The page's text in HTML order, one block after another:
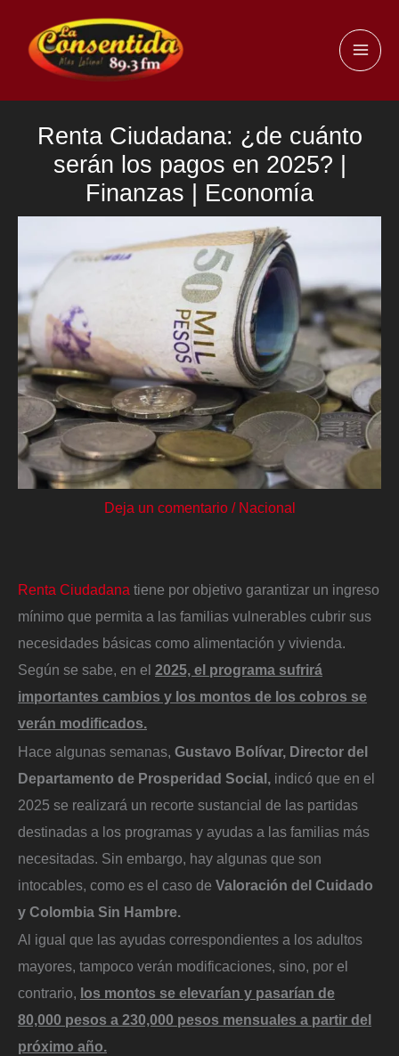
contenido
Renta Ciudadana: ¿de cuánto
serán los pagos en 2025? |
Finanzas | Economía
Deja un comentario / Nacional
Renta Ciudadana tiene por objetivo garantizar un ingreso
mínimo que permita a las familias vulnerables cubrir sus
necesidades básicas como alimentación y vivienda.
Según se sabe, en el 2025, el programa sufrirá
importantes cambios y los montos de los cobros se
verán modificados.
Hace algunas semanas, Gustavo Bolívar, Director del
Departamento de Prosperidad Social, indicó que en el
2025 se realizará un recorte sustancial de las partidas
destinadas a los programas y ayudas a las familias más
necesitadas. Sin embargo, hay algunas que son
intocables, como es el caso de Valoración del Cuidado
y Colombia Sin Hambre.
Al igual que las ayudas correspondientes a los adultos
mayores, tampoco verán modificaciones, sino, por el
contrario, los montos se elevarían y pasarían de
80,000 pesos a 230,000 pesos mensuales a partir del
próximo año.